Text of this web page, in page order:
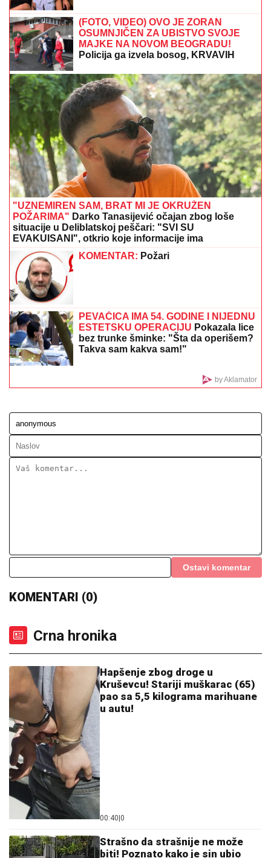
Rumuni objavili udarnu vest: Evo šta se dešava na
Dunavu!
SVET PUCA NA DVA DELA, IRANU
NOŽ U LEĐA:Šta zaista znači pakt
Saudijske Arabije, Turske i Pakistana?
Asmin podelio Majin SNIMAK posle
DRAME I RAZBIJENE ŠOFERKE - svi
se pitaju KOLIKO LI ĆE OVO
POTRAJATI? (VIDEO)
KNEŽEVIĆ NAJAVIO "POLITIČKU BOMBU":
Pomenuo i Spajića, sledi potres u Vladi Crne Gore
TEŠKA NESREĆA KOD RUME
"SMETALI SU MU MOJI IZLASCI"
Radulović progovorila o razvodu od pevača Mirčeta
"VOLIM STARIJE DEVOJKE"
Viktor progovorili o PRESELJENJU I
BRAKU, pa OPLELI po rijaliti
opelješila deda Daneta (VIDEO)
(FOTO, VIDEO) OVO JE ZORAN
OSUMNJIČEN ZA UBISTVO SVOJE
MAJKE NA NOVOM BEOGRADU!
Policija ga izvela bosog, KRVAVIH
nogu sa lisicama na rukama, ušao u
kola Hitne pomoći